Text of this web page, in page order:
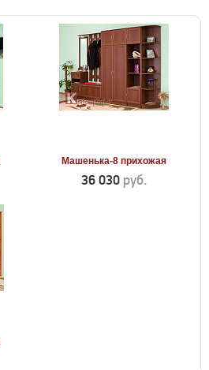
Машенька-8 прихожая
36 030 руб.